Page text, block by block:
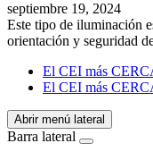
septiembre 19, 2024
Este tipo de iluminación
orientación y seguridad
El CEI más
El CEI más
Abrir menú lateral
Barra lateral